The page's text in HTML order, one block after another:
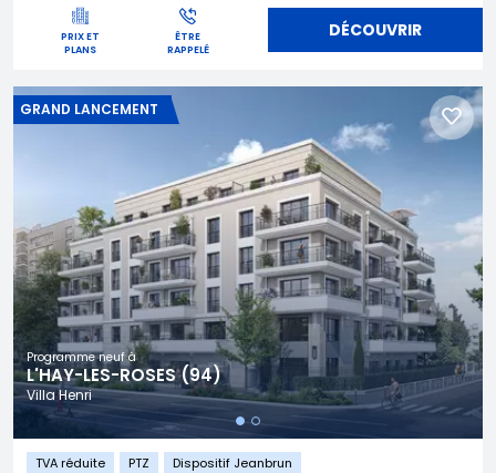
PRIX ET
PLANS
ÊTRE
RAPPELÉ
DÉCOUVRIR
Programme neuf à
L'HAY-LES-ROSES (94)
Villa Henri
GRAND LANCEMENT
TVA réduite PTZ Dispositif Jeanbrun